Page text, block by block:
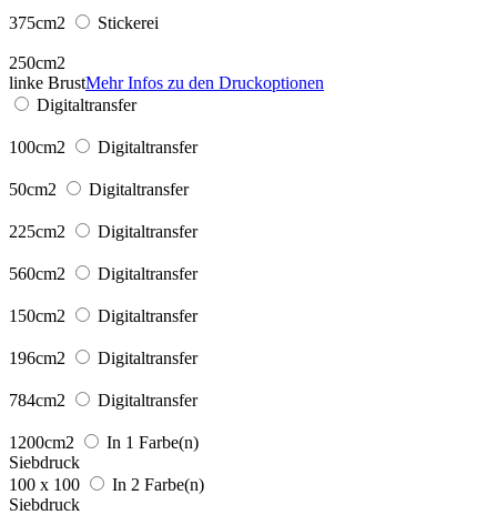
375cm2 Stickerei
250cm2
linke BrustMehr Infos zu den Druckoptionen
Digitaltransfer
100cm2 Digitaltransfer
50cm2 Digitaltransfer
225cm2 Digitaltransfer
560cm2 Digitaltransfer
150cm2 Digitaltransfer
196cm2 Digitaltransfer
784cm2 Digitaltransfer
1200cm2
In 1 Farbe(n)
Siebdruck
100 x 100
In 2 Farbe(n)
Siebdruck